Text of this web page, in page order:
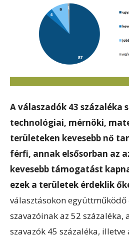
A válaszadók 43 százaléka
technológiai, mérnöki,
területeken kevesebb nő
férfi, annak elsősorban az
kevesebb támogatást
ezek a területek érdeklik
választásokon
szavazóinak az 52 százaléka,
szavazók 45 százaléka, illetve